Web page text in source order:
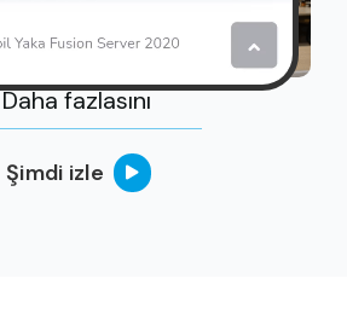
Daha fazlasını
Şimdi izle